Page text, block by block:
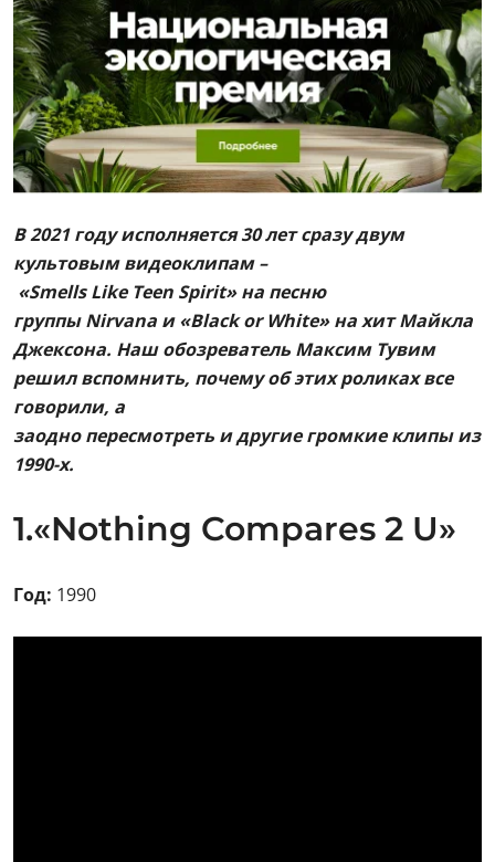
В 2021 году исполняется 30 лет сразу двум
культовым видеоклипам –
«Smells Like Teen Spirit» на песню
группы Nirvana и «Black or White» на хит Майкла
Джексона. Наш обозреватель Максим Тувим
решил вспомнить, почему об этих роликах все
говорили, а
заодно пересмотреть и другие громкие клипы из
1990-х.
1.«Nothing Compares 2 U»
Год: 1990